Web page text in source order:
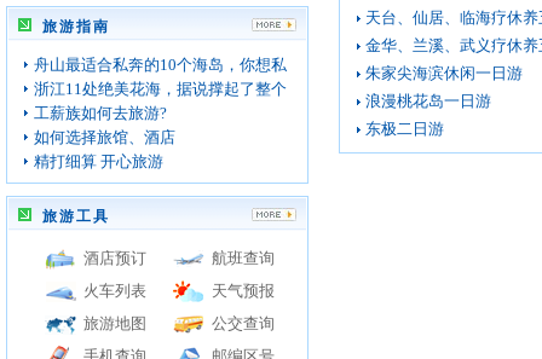
旅游指南
舟山最适合私奔的10个海岛，你想私
浙江11处绝美花海，据说撑起了整个
工薪族如何去旅游?
如何选择旅馆、酒店
精打细算 开心旅游
旅游工具
酒店预订
航班查询
火车列表
天气预报
旅游地图
公交查询
天台、仙居、临海疗休养
金华、兰溪、武义疗休养
朱家尖海滨休闲一日游
浪漫桃花岛一日游
东极二日游